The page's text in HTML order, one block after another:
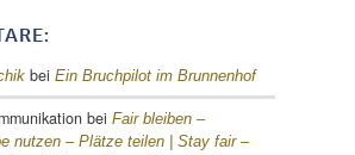
bei Ein Bruchpilot im Brunnenhof
bei Fair bleiben –
nutzen – Plätze teilen | Stay fair –